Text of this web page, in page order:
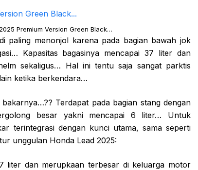
Premium Version Green Black…
paling menonjol karena pada bagian bawah jok
Kapasitas bagasinya mencapai 37 liter dan
sekaligus… Hal ini tentu saja sangat parktis
ketika berkendara…
Terdapat pada bagian stang dengan
besar yakni mencapai 6 liter… Untuk
terintegrasi dengan kunci utama, sama seperti
unggulan Honda Lead 2025:
liter dan merupkaan terbesar di keluarga motor